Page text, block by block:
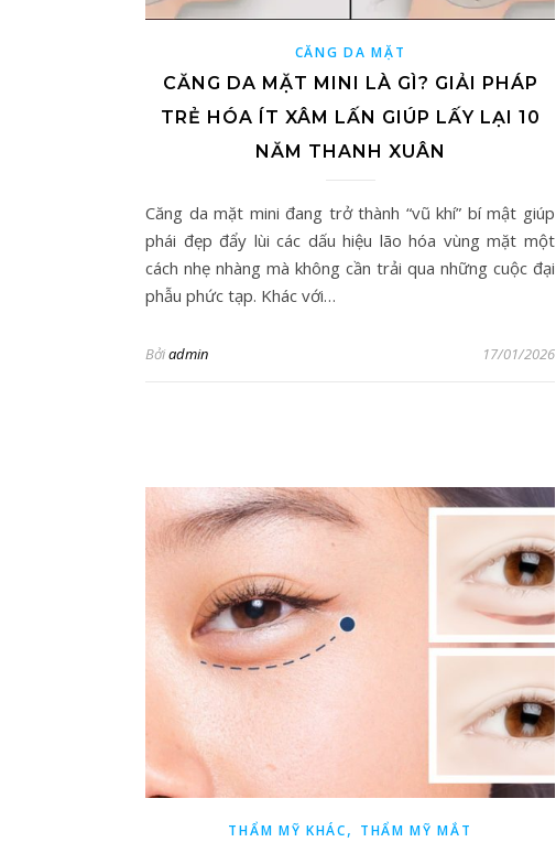
CĂNG DA MẶT
CĂNG DA MẶT MINI LÀ GÌ? GIẢI PHÁP
TRẺ HÓA ÍT XÂM LẤN GIÚP LẤY LẠI 10
NĂM THANH XUÂN
Căng da mặt mini đang trở thành “vũ khí” bí mật giúp
phái đẹp đẩy lùi các dấu hiệu lão hóa vùng mặt một
cách nhẹ nhàng mà không cần trải qua những cuộc đại
phẫu phức tạp. Khác với…
Bởiadmin 17/01/2026
THẨM MỸ KHÁC, THẨM MỸ MẮT